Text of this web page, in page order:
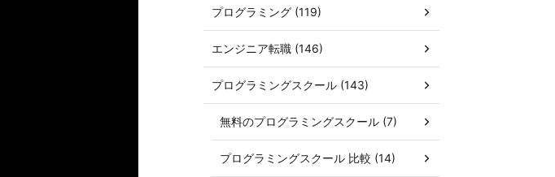
プログラミング (119)
エンジニア転職 (146)
プログラミングスクール (143)
無料のプログラミングスクール (7)
プログラミングスクール 比較 (14)